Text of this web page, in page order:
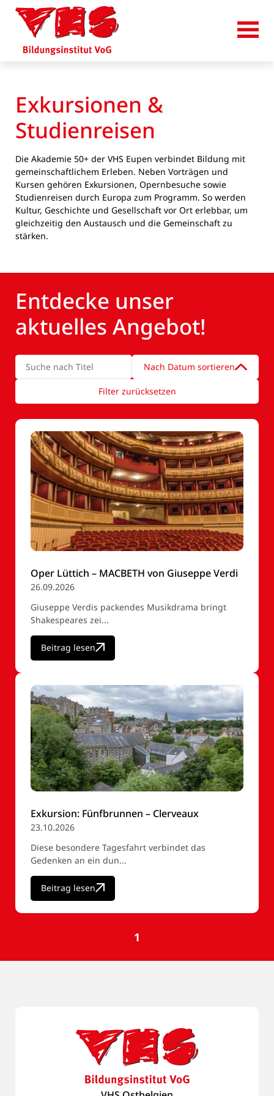
Exkursionen &
Studienreisen
Die Akademie 50+ der VHS Eupen verbindet Bildung mit
gemeinschaftlichem Erleben. Neben Vorträgen und
Kursen gehören Exkursionen, Opernbesuche sowie
Studienreisen durch Europa zum Programm. So werden
Kultur, Geschichte und Gesellschaft vor Ort erlebbar, um
gleichzeitig den Austausch und die Gemeinschaft zu
stärken.
Entdecke unser
aktuelles Angebot!
Nach Datum sortieren
Filter zurücksetzen
Oper Lüttich – MACBETH von Giuseppe Verdi
26.09.2026
Giuseppe Verdis packendes Musikdrama bringt
Shakespeares zei...
Beitrag lesen
Exkursion: Fünfbrunnen – Clerveaux
23.10.2026
Diese besondere Tagesfahrt verbindet das
Gedenken an ein dun...
Beitrag lesen
1